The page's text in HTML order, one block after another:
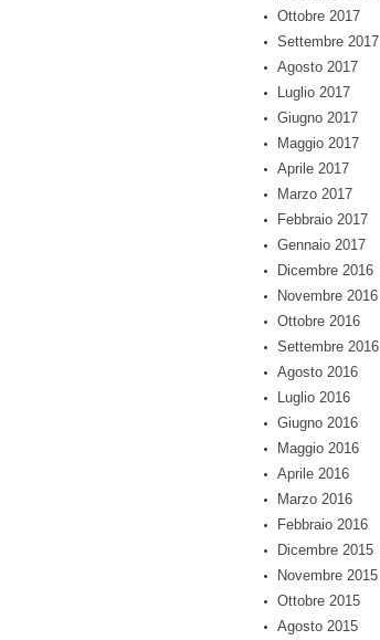
Ottobre 2017
Settembre 2017
Agosto 2017
Luglio 2017
Giugno 2017
Maggio 2017
Aprile 2017
Marzo 2017
Febbraio 2017
Gennaio 2017
Dicembre 2016
Novembre 2016
Ottobre 2016
Settembre 2016
Agosto 2016
Luglio 2016
Giugno 2016
Maggio 2016
Aprile 2016
Marzo 2016
Febbraio 2016
Dicembre 2015
Novembre 2015
Ottobre 2015
Agosto 2015